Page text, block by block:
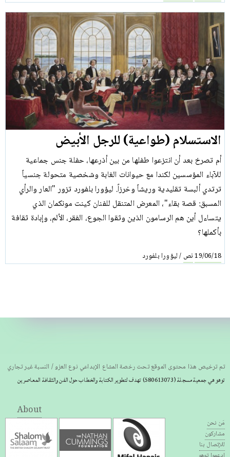
الاستسلام (طواعية) للرجل الأبيض
أم تصرخ بعد أن انتزعوا طفلها من بين أذرعها، حفلة جنس جماعية
للآباء المؤسسين لكندا مع حيوانات الغابة وشخصية متحولة جنسياً
ترتدي ألبسة تقليدية وريشاً وخرزاً. ليؤورا بلفورد تزور "العار والرأي
المسبق: قصة بقاء"، المعرض المتنقل للفنان كينت مونكمان الذي
يتساءل أين هم الرسامون الذين وثقوا الجوع، الفقر، الألم، وإبادة ثقافة
بأكملها؟
19/06/18نص /ليؤورا بلفورد
تم ترخيص هذا محتوى الموقع تحت رخصة المشاع الإبداعي نوع العزو / النسبة غير تجاري
توهو هي جمعية مسجلة(580613073) تهدف لتطوير الكتابة والخطاب حول الفن والثقافة المعاصرين
About
مَن نحن
مشاركون
للإتصال بنا